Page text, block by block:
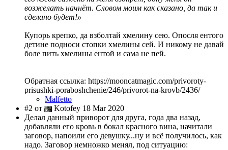
возжелать начнёт. Словом моим как сказано, да так и
сделано будет!»
Купорь крепко, да взболтай хмелину сею. Опосля ентого
детине подноси стопки хмелины сей. И никому не давай
боле пить хмелины ентой и сама не пей.
Обратная ссылка: https://mooncatmagic.com/privoroty-
prisushki-poraboshchenie/246/privorot-na-krovb/2436/
Malfetto
#2 от
Kotofey 18 Mar 2020
Делал данный приворот для друга, года два назад,
добавляли его кровь в бокал красного вина, начитали
заговор, напоили его девушку...ну и всё получилось, как
надо. Заговор немножко менял, под ситуацию: